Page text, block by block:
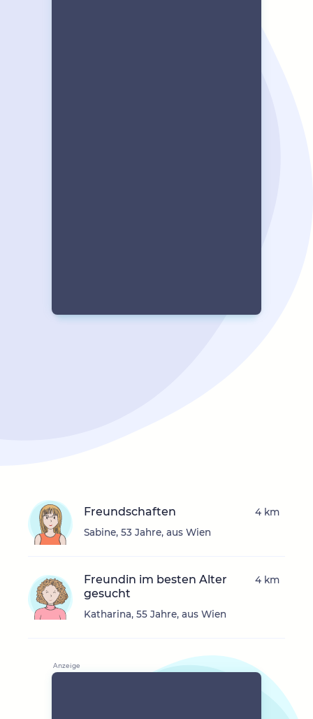
Freundschaften
Sabine, 53 Jahre, aus Wien
4 km
Freundin im besten Alter
gesucht
Katharina, 55 Jahre, aus Wien
4 km